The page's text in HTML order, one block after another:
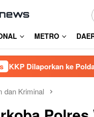
METRO
ke Polda Sulsel, SHM
dan Kriminal